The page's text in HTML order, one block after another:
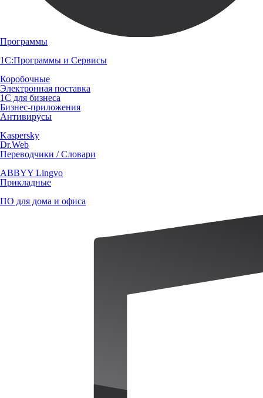
Программы
1С:Программы и Сервисы
Коробочные
Электронная поставка
1С для бизнеса
Бизнес-приложения
Антивирусы
Kaspersky
Dr.Web
Переводчики / Словари
ABBYY Lingvo
Прикладные
ПО для дома и офиса